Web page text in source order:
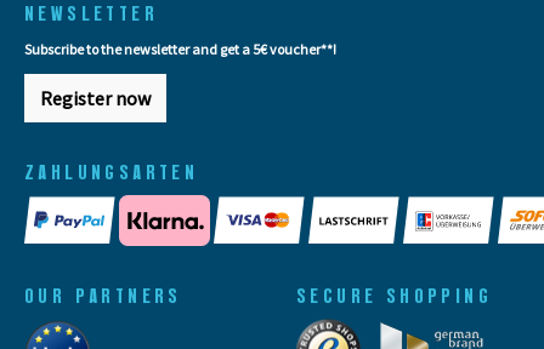
NEWSLETTER
Subscribe to the newsletter and get a 5€ voucher**!
Register now
ZAHLUNGSARTEN
OUR PARTNERS SECURE SHOPPING